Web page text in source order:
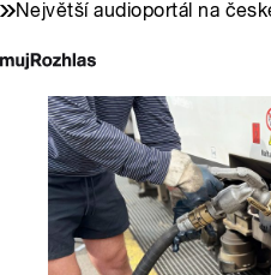
Největší audioportál na